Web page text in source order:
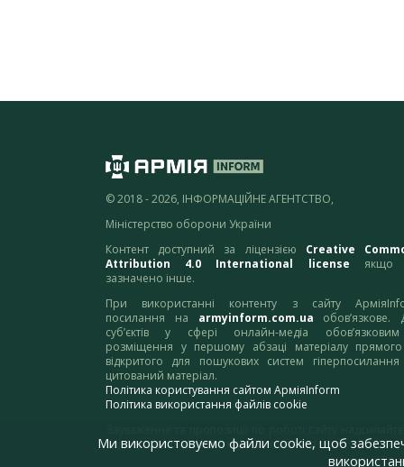
© 2018 - 2026, ІНФОРМАЦІЙНЕ АГЕНТСТВО,
Міністерство оборони України
Контент доступний за ліцензією Creative
Attribution 4.0 International license якщо
зазначено інше.
При використанні контенту з сайту
посилання на armyinform.com.ua обов’язкове.
суб’єктів у сфері онлайн-медіа
розміщення у першому абзаці матеріалу
відкритого для пошукових систем
цитований матеріал.
Політика користування сайтом АрміяInform
Політика використання файлів cookie
адресу:webmaster@armyinform.com.ua
Ми використовуємо файли cookie, щоб